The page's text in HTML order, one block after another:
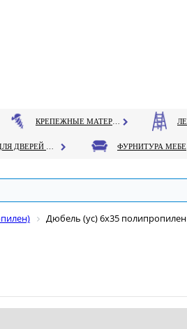
Дюбель (ус) 6х35 полипропилен